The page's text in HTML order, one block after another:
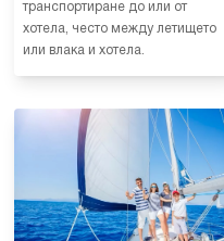
транспортиране до или от
хотела, често между летището
или влака и хотела.